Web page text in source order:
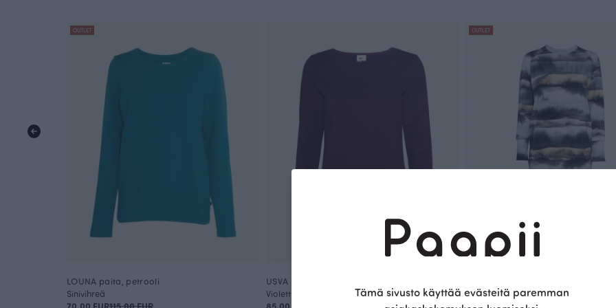
OUTLET
LOUNA paita, petrooli
Sinivihreä
USVA paita, luumu
Violetti
OUTLET
Sininen
Tämä sivusto käyttää evästeitä paremman